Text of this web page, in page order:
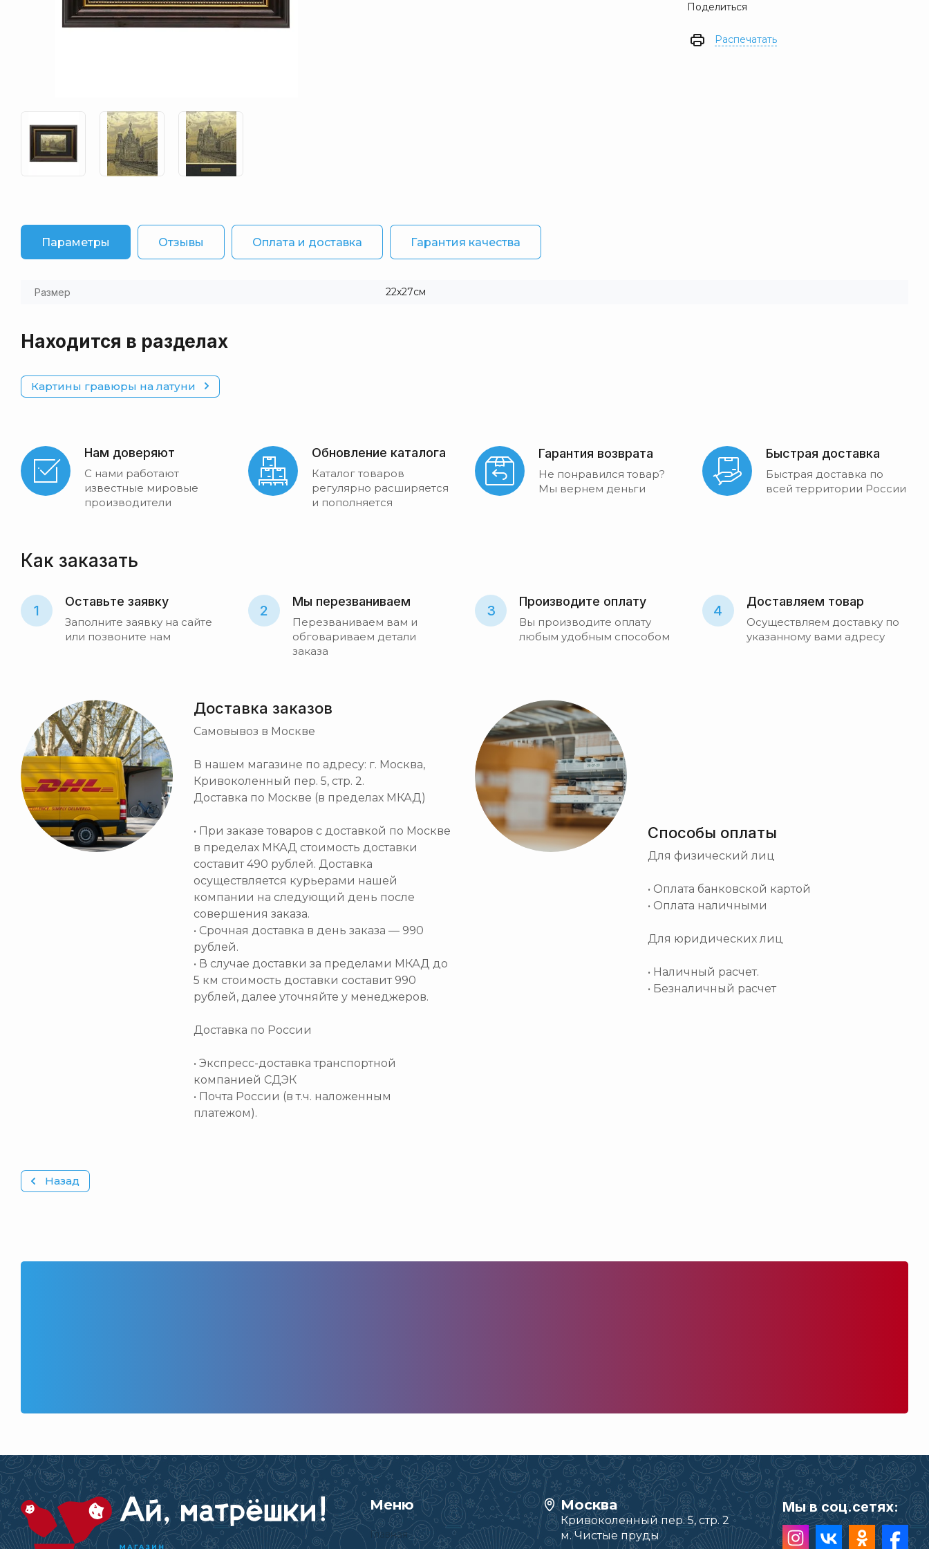
Поделиться
Распечатать
Параметры Отзывы Оплата и доставка Гарантия качества
Размер 22х27см
Находится в разделах
Картины гравюры на латуни
Нам доверяют
С нами работают
известные мировые
производители
Обновление каталога
Каталог товаров
регулярно расширяется
и пополняется
Гарантия возврата
Не понравился товар?
Мы вернем деньги
Быстрая доставка
Быстрая доставка по
всей территории России
Как заказать
1
Оставьте заявку
Заполните заявку на сайте
или позвоните нам
2
Мы перезваниваем
Перезваниваем вам и
обговариваем детали
заказа
3
Производите оплату
Вы производите оплату
любым удобным способом
4
Доставляем товар
Осуществляем доставку по
указанному вами адресу
Доставка заказов
Самовывоз в Москве
В нашем магазине по адресу: г. Москва,
Кривоколенный пер. 5, стр. 2.
Доставка по Москве (в пределах МКАД)
• При заказе товаров с доставкой по Москве
в пределах МКАД стоимость доставки
составит 490 рублей. Доставка
осуществляется курьерами нашей
компании на следующий день после
совершения заказа.
• Срочная доставка в день заказа — 990
рублей.
• В случае доставки за пределами МКАД до
5 км стоимость доставки составит 990
рублей, далее уточняйте у менеджеров.
Доставка по России
• Экспресс-доставка транспортной
компанией СДЭК
• Почта России (в т.ч. наложенным
платежом).
Способы оплаты
Для физический лиц
• Оплата банковской картой
• Оплата наличными
Для юридических лиц
• Наличный расчет.
• Безналичный расчет
Назад
Меню
Главная
Москва
Кривоколенный пер. 5, стр. 2
м. Чистые пруды
Мы в соц.сетях: